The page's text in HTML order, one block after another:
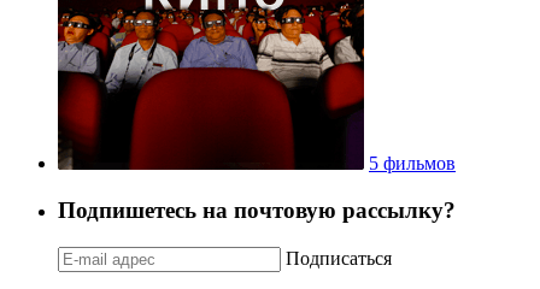
5 фильмов
Подпишетесь на почтовую рассылку?
Подписаться